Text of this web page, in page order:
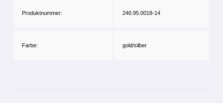
Produktnummer: 240.95.0018-14
Farbe: gold/silber